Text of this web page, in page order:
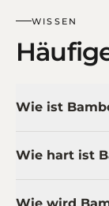
WISSEN
Wie ist
Wie hart ist
Wie wird